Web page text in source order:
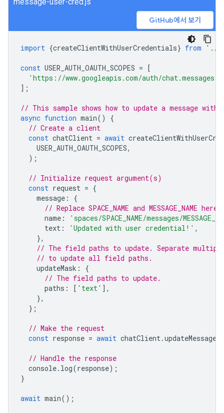
GitHub에서 보기
import {createClientWithUserCredentials} from './
const USER_AUTH_OAUTH_SCOPES = [
'https://www.googleapis.com/auth/chat.messages'
];
// This sample shows how to update a message
async function main()
{
// Create a client
const chatClient = await
USER_AUTH_OAUTH_SCOPES,
);
// Initialize request argument(s)
const request = {
message :
{
// Replace SPACE_NAME and MESSAGE_NAME here
name :
'spaces/SPACE_NAME/messages/
text : 'Updated with user credential!' ,
},
// The field paths to update. Separate
// to update all field paths.
updateMask :
{
// The field paths to update.
paths : [ 'text' ],
},
};
// Make the request
const response = await chatClient.updateMessage
// Handle the response
console. log(response);
}
await main();